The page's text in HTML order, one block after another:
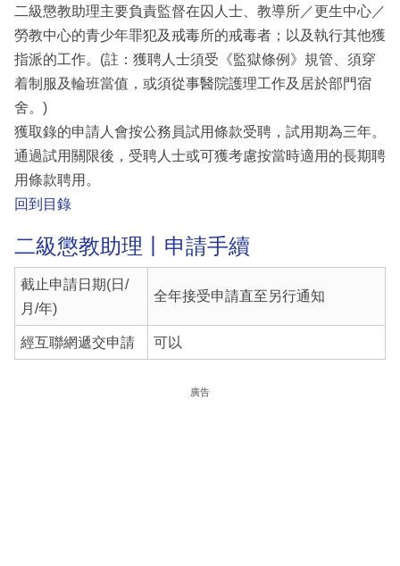
二級懲教助理主要負責監督在囚人士、教導所／更生中心／
勞教中心的青少年罪犯及戒毒所的戒毒者；以及執行其他獲
指派的工作。(註：獲聘人士須受《監獄條例》規管、須穿
着制服及輪班當值，或須從事醫院護理工作及居於部門宿
舍。)
獲取錄的申請人會按公務員試用條款受聘，試用期為三年。
通過試用關限後，受聘人士或可獲考慮按當時適用的長期聘
用條款聘用。
回到目錄
二級懲教助理丨申請手續
截止申請日期(日/
月/年)
全年接受申請直至另行通知
經互聯網遞交申請 可以
廣告